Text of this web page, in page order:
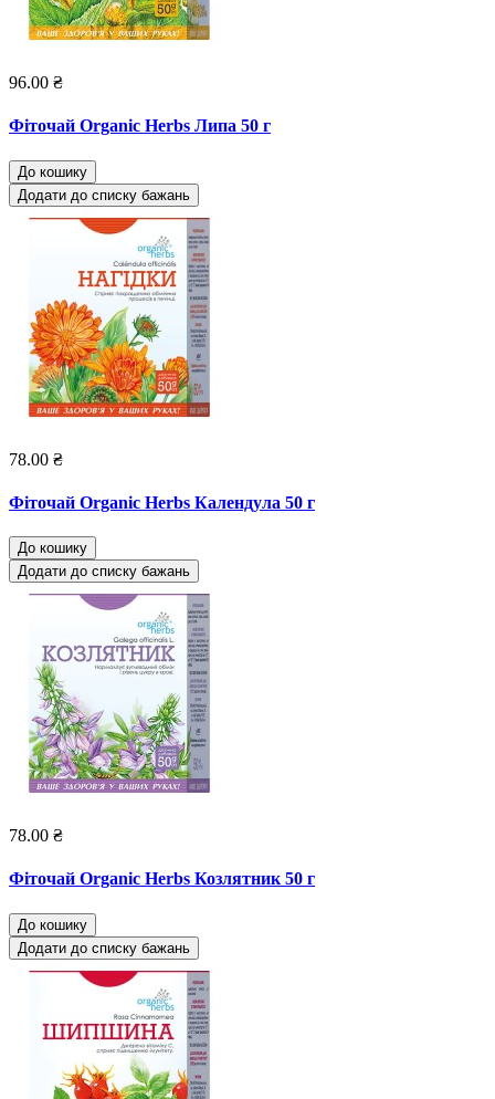
96.00 ₴
Фіточай Organic Herbs Липа 50 г
До кошику
Додати до списку бажань
78.00 ₴
Фіточай Organic Herbs Календула 50 г
До кошику
Додати до списку бажань
78.00 ₴
Фіточай Organic Herbs Козлятник 50 г
До кошику
Додати до списку бажань